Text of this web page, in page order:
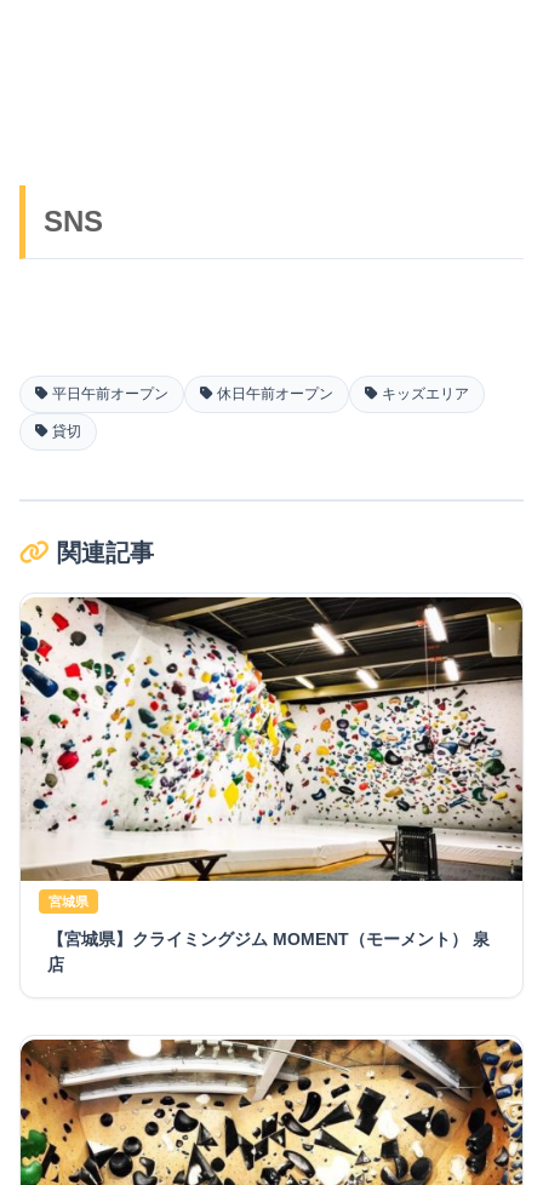
SNS
平日午前オープン 休日午前オープン キッズエリア
貸切
関連記事
宮城県
【宮城県】クライミングジム MOMENT（モーメント） 泉
店